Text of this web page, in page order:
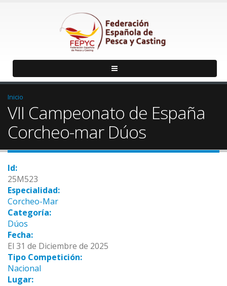
Inicio
VII Campeonato de España
Corcheo-mar Dúos
Id:
25M523
Especialidad:
Corcheo-Mar
Categoría:
Dúos
Fecha:
El 31 de Diciembre de 2025
Tipo Competición:
Nacional
Lugar: